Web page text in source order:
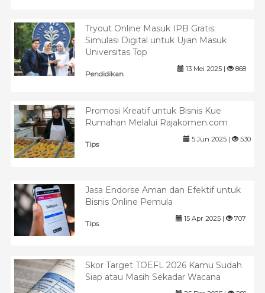
Tryout Online Masuk IPB Gratis:
Simulasi Digital untuk Ujian Masuk
Universitas Top
Pendidikan
13 Mei 2025 | 868
Promosi Kreatif untuk Bisnis Kue
Rumahan Melalui Rajakomen.com
Tips
5 Jun 2025 | 530
Jasa Endorse Aman dan Efektif untuk
Bisnis Online Pemula
Tips
15 Apr 2025 | 707
Skor Target TOEFL 2026 Kamu Sudah
Siap atau Masih Sekadar Wacana